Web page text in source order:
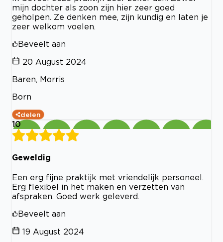
mijn dochter als zoon zijn hier zeer goed
geholpen. Ze denken mee, zijn kundig en laten je
zeer welkom voelen.
Beveelt aan
20 August 2024
Baren, Morris
Born
delen
10
Geweldig
Een erg fijne praktijk met vriendelijk personeel.
Erg flexibel in het maken en verzetten van
afspraken. Goed werk geleverd.
Beveelt aan
19 August 2024